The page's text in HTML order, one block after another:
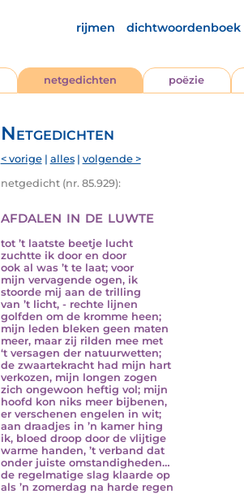
rijmen dichtwoordenboek
netgedichten poëzie
Netgedichten
< vorige| alles| volgende >
netgedicht (nr. 85.929):
afdalen in de luwte
tot ’t laatste beetje lucht
zuchtte ik door en door
ook al was ’t te laat; voor
mijn vervagende ogen, ik
stoorde mij aan de trilling
van ’t licht, - rechte lijnen
golfden om de kromme heen;
mijn leden bleken geen maten
meer, maar zij rilden mee met
‘t versagen der natuurwetten;
de zwaartekracht had mijn hart
verkozen, mijn longen zogen
zich ongewoon heftig vol; mijn
hoofd kon niks meer bijbenen,
er verschenen engelen in wit;
aan draadjes in ’n kamer hing
ik, bloed droop door de vlijtige
warme handen, ’t verband dat
onder juiste omstandigheden…
de regelmatige slag klaarde op
als ’n zomerdag na harde regen